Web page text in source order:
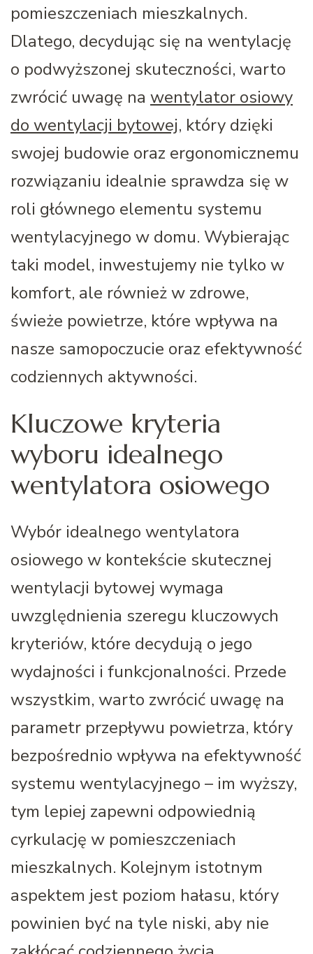
pomieszczeniach mieszkalnych.
Dlatego, decydując się na wentylację
o podwyższonej skuteczności, warto
zwrócić uwagę na wentylator osiowy
do wentylacji bytowej, który dzięki
swojej budowie oraz ergonomicznemu
rozwiązaniu idealnie sprawdza się w
roli głównego elementu systemu
wentylacyjnego w domu. Wybierając
taki model, inwestujemy nie tylko w
komfort, ale również w zdrowe,
świeże powietrze, które wpływa na
nasze samopoczucie oraz efektywność
codziennych aktywności.
Kluczowe kryteria
wyboru idealnego
wentylatora osiowego
Wybór idealnego wentylatora
osiowego w kontekście skutecznej
wentylacji bytowej wymaga
uwzględnienia szeregu kluczowych
kryteriów, które decydują o jego
wydajności i funkcjonalności. Przede
wszystkim, warto zwrócić uwagę na
parametr przepływu powietrza, który
bezpośrednio wpływa na efektywność
systemu wentylacyjnego – im wyższy,
tym lepiej zapewni odpowiednią
cyrkulację w pomieszczeniach
mieszkalnych. Kolejnym istotnym
aspektem jest poziom hałasu, który
powinien być na tyle niski, aby nie